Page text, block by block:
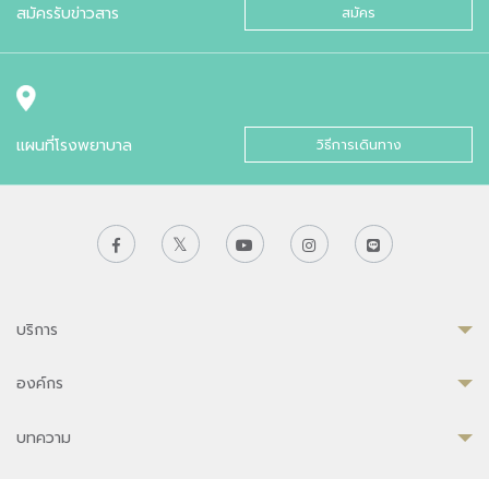
สมัครรับข่าวสาร สมัคร
แผนที่โรงพยาบาล วิธีการเดินทาง
บริการ
องค์กร
บทความ